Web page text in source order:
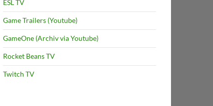
ESL TV
Game Trailers (Youtube)
GameOne (Archiv via Youtube)
Rocket Beans TV
Twitch TV